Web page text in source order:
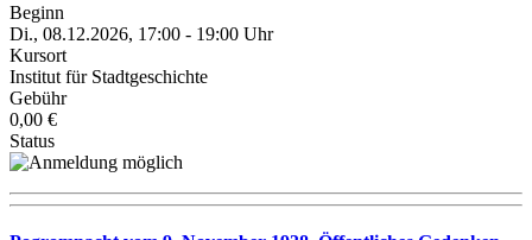
Beginn
Di., 08.12.2026, 17:00 - 19:00 Uhr
Kursort
Institut für Stadtgeschichte
Gebühr
0,00 €
Status